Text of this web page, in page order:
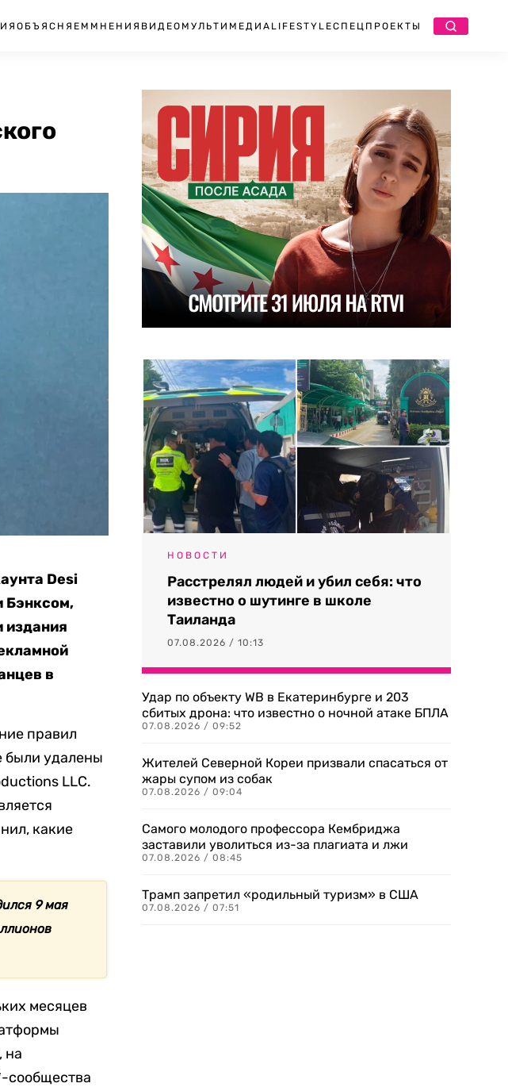
ОБЪЯСНЯЕМ МНЕНИЯ ВИДЕО МУЛЬТИМЕДИА LIFESTYLEСПЕЦПРОЕКТЫ
Desi
Бэнксом,
издания
в
правил
были удалены
LLC.
какие
9 мая
месяцев
на
сообщества
НОВОСТИ
Расстрелял людей и убил себя: что
известно о шутинге в школе
Таиланда
07.08.2026 / 10:13
Удар по объекту WB в Екатеринбурге и 203
сбитых дрона: что известно о ночной атаке БПЛА
07.08.2026 / 09:52
Жителей Северной Кореи призвали спасаться от
жары супом из собак
07.08.2026 / 09:04
Самого молодого профессора Кембриджа
заставили уволиться из-за плагиата и лжи
07.08.2026 / 08:45
Трамп запретил «родильный туризм» в США
07.08.2026 / 07:51